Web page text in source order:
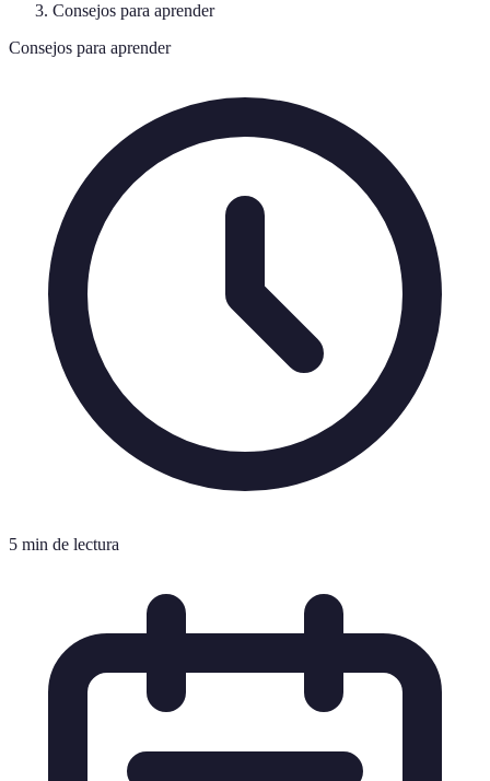
Consejos para aprender
Consejos para aprender
5 min de lectura